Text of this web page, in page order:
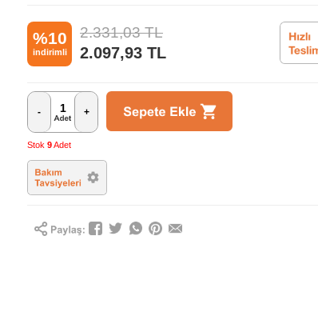
%10
indirimli
2.331,03TL
2.097,93 TL
- +
Stok 9Adet